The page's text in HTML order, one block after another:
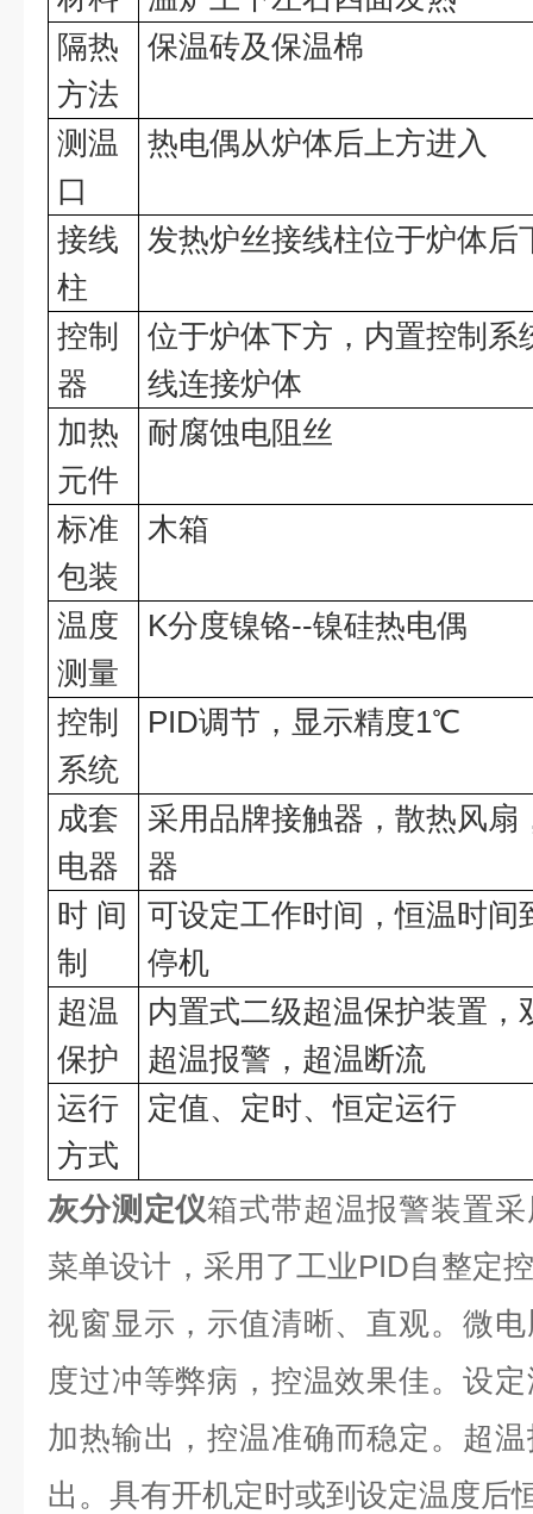
隔热
方法
保温砖及保温棉
测温
口
热电偶从炉体后上方进入
接线
柱
发热炉丝接线柱位于炉体后
控制
器
位于炉体下方，内置控制系
线连接炉体
加热
元件
耐腐蚀电阻丝
标准
包装
木箱
温度
测量
K分度镍铬--镍硅热电偶
控制
系统
PID调节，显示精度1℃
成套
电器
采用品牌接触器，散热风扇
器
时 间
制
可设定工作时间，恒温时间
停机
超温
保护
内置式二级超温保护装置，
超温报警，超温断流
运行
方式
定值、定时、恒定运行
灰分测定仪箱式带超温报警装置
菜单设计，采用了工业PID自整定
视窗显示，示值清晰、直观。微
度过冲等弊病，控温效果佳。设
加热输出，控温准确而稳定。超
出。具有开机定时或到设定温度后